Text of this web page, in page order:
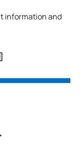
information and